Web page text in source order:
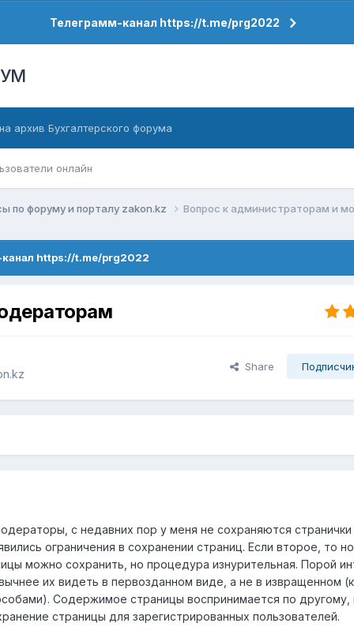
Телеграмм-канал https://t.me/prg2022
онлайн
архив Бухгалтерского форума
по форуму и порталу zakon.kz Вопрос к администраторам и
https://t.me/prg2022
Share
с недавних пор у меня не сохраняются странички
ограничения в сохранении страниц. Если второе, то
можно сохранить, но процедура изнурительная. Порой
их видеть в первозданном виде, а не в извращенном
Содержимое страницы воспринимается по другому,
страницы для зарегистрированных пользователей.